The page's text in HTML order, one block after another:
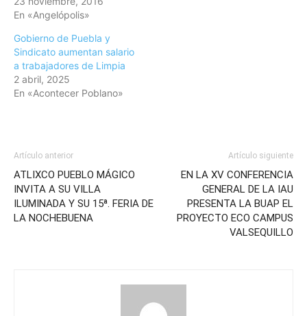
En «Angelópolis»
Gobierno de Puebla y
Sindicato aumentan salario
a trabajadores de Limpia
2 abril, 2025
En «Acontecer Poblano»
Artículo anterior
ATLIXCO PUEBLO MÁGICO
INVITA A SU VILLA
ILUMINADA Y SU 15ª. FERIA DE
LA NOCHEBUENA
Artículo siguiente
EN LA XV CONFERENCIA
GENERAL DE LA IAU
PRESENTA LA BUAP EL
PROYECTO ECO CAMPUS
VALSEQUILLO